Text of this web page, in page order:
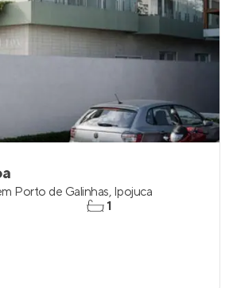
Porto de Galinhas, Ipojuca
1